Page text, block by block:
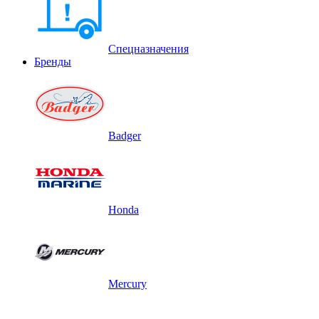
Спецназначения
Бренды
Badger
Honda
Mercury